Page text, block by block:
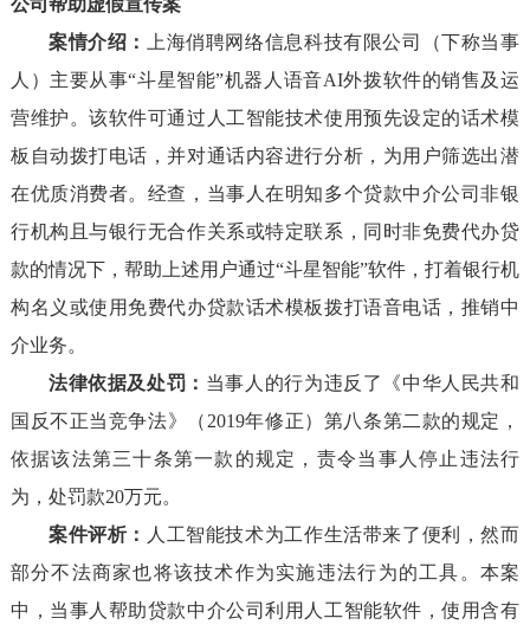
公司帮助虚假宣传案
案情介绍：
上海俏聘网络信息科技有限公司（下称当事
人）主要从事“斗星智能”机器人语音AI外拨软件的销售及运
营维护。该软件可通过人工智能技术使用预先设定的话术模
板自动拨打电话，并对通话内容进行分析，为用户筛选出潜
在优质消费者。经查，当事人在明知多个贷款中介公司非银
行机构且与银行无合作关系或特定联系，同时非免费代办贷
款的情况下，帮助上述用户通过“斗星智能”软件，打着银行机
构名义或使用免费代办贷款话术模板拨打语音电话，推销中
介业务。
法律依据及处罚： 当事人的行为违反了《中华人民共和
国反不正当竞争法》（2019年修正）第八条第二款的规定，
依据该法第三十条第一款的规定，责令当事人停止违法行
为，处罚款20万元。
案件评析：
人工智能技术为工作生活带来了便利，然而
部分不法商家也将该技术作为实施违法行为的工具。本案
中，当事人帮助贷款中介公司利用人工智能软件，使用含有